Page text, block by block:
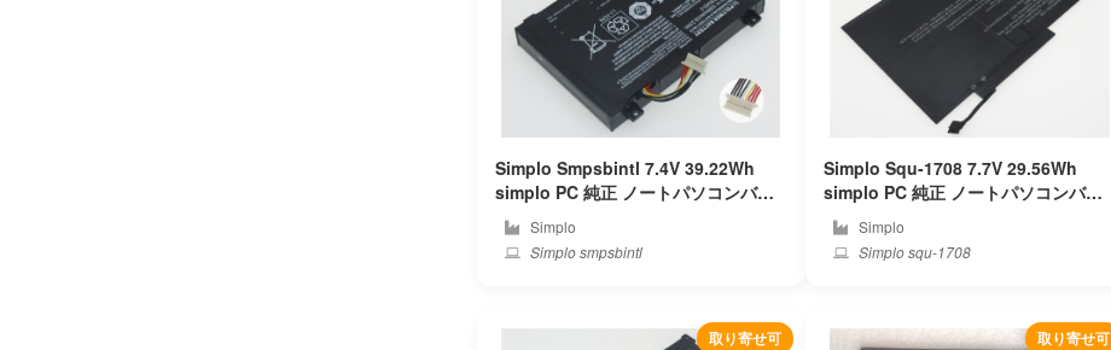
Simplo Smpsbintl 7.4V 39.22Wh
simplo PC 純正 ノートパソコンバッ
テリーSimplo
Simplo smpsbintl
Simplo Squ-1708 7.7V 29.56Wh
simplo PC 純正 ノートパソコンバッ
テリーSimplo
Simplo squ-1708
取り寄せ可 取り寄せ可